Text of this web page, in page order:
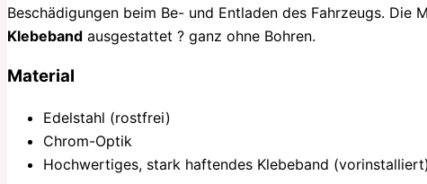
Beschädigungen beim Be- und Entladen des Fahrzeugs.
Klebeband ausgestattet ? ganz ohne Bohren.
Material
Edelstahl (rostfrei)
Chrom-Optik
Hochwertiges, stark haftendes Klebeband (vorinstalliert)